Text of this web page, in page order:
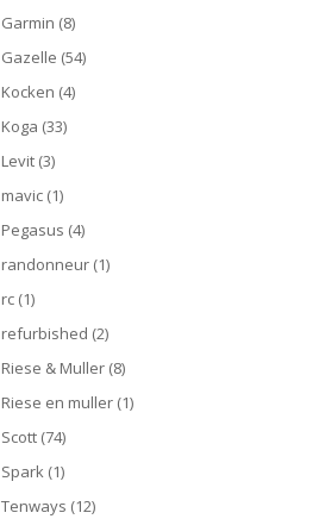
Garmin (8)
Gazelle (54)
Kocken (4)
Koga (33)
Levit (3)
mavic (1)
Pegasus (4)
randonneur (1)
rc (1)
refurbished (2)
Riese & Muller (8)
Riese en muller (1)
Scott (74)
Spark (1)
Tenways (12)